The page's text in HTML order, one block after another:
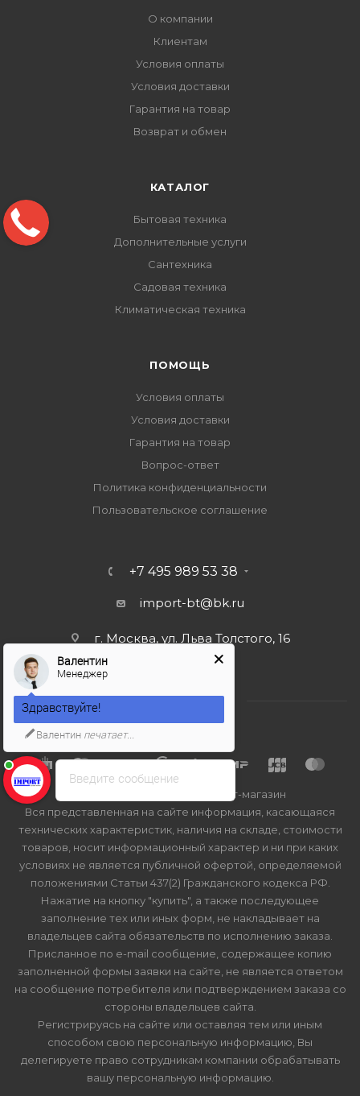
О компании
Клиентам
Условия оплаты
Условия доставки
Гарантия на товар
Возврат и обмен
КАТАЛОГ
Бытовая техника
Дополнительные услуги
Сантехника
Садовая техника
Климатическая техника
ПОМОЩЬ
Условия оплаты
Условия доставки
Гарантия на товар
Вопрос-ответ
Политика конфиденциальности
Пользовательское соглашение
+7 495 989 53 38
import-bt@bk.ru
г. Москва, ул. Льва Толстого, 16
2026 © Import-bt.ru - интернет-магазин
Вся представленная на сайте информация, касающаяся
технических характеристик, наличия на складе, стоимости
товаров, носит информационный характер и ни при каких
условиях не является публичной офертой, определяемой
положениями Статьи 437(2) Гражданского кодекса РФ.
Нажатие на кнопку "купить", а также последующее
заполнение тех или иных форм, не накладывает на
владельцев сайта обязательств по исполнению заказа.
Присланное по e-mail сообщение, содержащее копию
заполненной формы заявки на сайте, не является ответом
на сообщение потребителя или подтверждением заказа со
стороны владельцев сайта.
Регистрируясь на сайте или оставляя тем или иным
способом свою персональную информацию, Вы
делегируете право сотрудникам компании обрабатывать
вашу персональную информацию.
Введите сообщение
Валентин
Менеджер
Здравствуйте!
Валентин печатает...